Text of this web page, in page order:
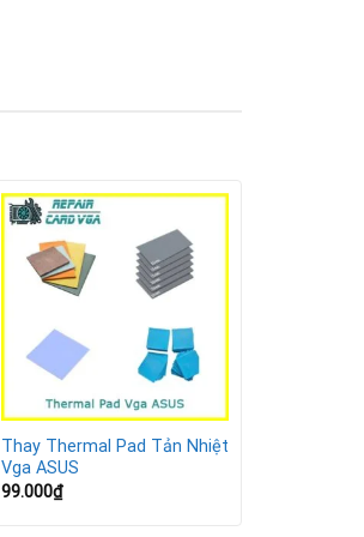
Thay Thermal Pad Tản Nhiệt
Vga ASUS
99.000₫